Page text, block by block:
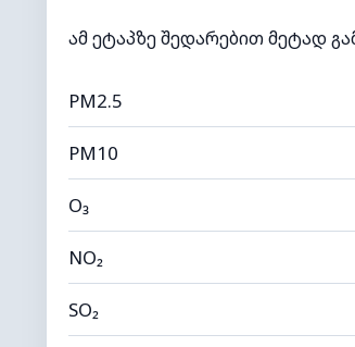
ამ ეტაპზე შედარებით მეტად
PM2.5
PM10
O₃
NO₂
SO₂